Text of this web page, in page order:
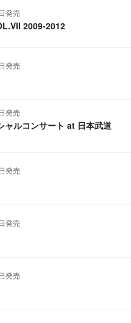
発売
2009-2012
発売
発売
ャルコンサート at 日本武道
発売
発売
発売